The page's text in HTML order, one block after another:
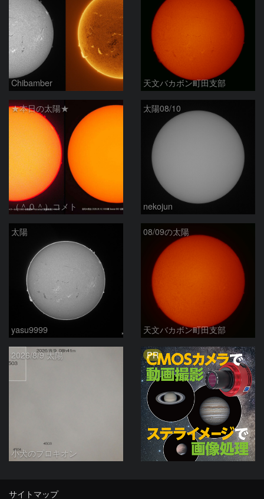
Chibamber 天文バカボン町田支部
★本日の太陽★
（＾０＾）コメト
太陽08/10
nekojun
太陽
yasu9999
08/09の太陽
天文バカボン町田支部
2026/8/9 太陽
小犬のプロキオン
PR
サイトマップ